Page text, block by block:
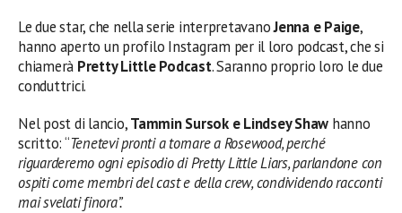
Le due star, che nella serie interpretavanoJenna e Paige,
hanno aperto un profilo Instagram per il loro podcast, che si
chiamerà Pretty Little Podcast. Saranno proprio loro le due
conduttrici.
Nel post di lancio,Tammin Sursok e Lindsey Shaw hanno
scritto: “Tenetevi pronti a tornare a Rosewood, perché
riguarderemo ogni episodio di Pretty Little Liars, parlandone con
ospiti come membri del cast e della crew, condividendo racconti
mai svelati finora”.